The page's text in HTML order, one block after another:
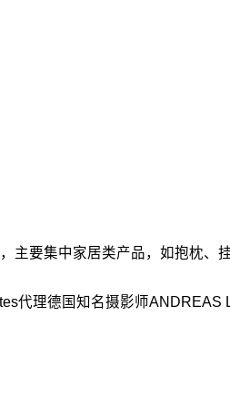
主要集中家居类产品，如抱枕、
代理德国知名摄影师